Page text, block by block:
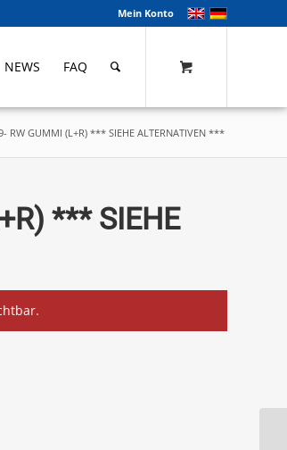
Mein Konto
NEWS FAQ
RW GUMMI (L+R) *** SIEHE ALTERNATIVEN ***
*** SIEHE